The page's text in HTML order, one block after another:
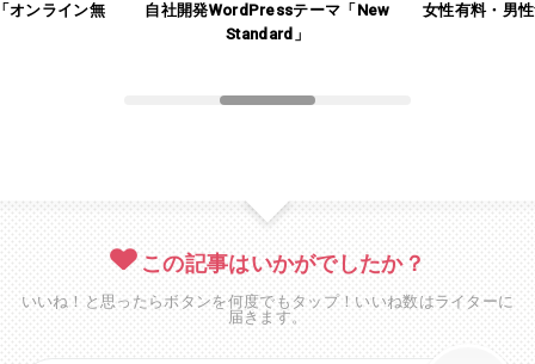
オンライン無
自社開発WordPressテーマ「New
Standard」
女性有料・男
この記事はいかがでしたか？
いいね！と思ったらボタンを何度でもタップ！いいね数はライターに
届きます。